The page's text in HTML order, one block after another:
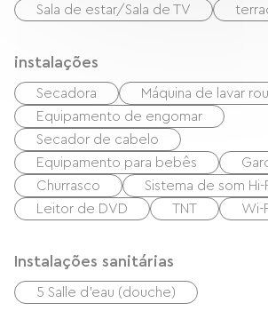
Plus de photos, une vidéo, une
et une description complète avec
sont disponibles sur notre site
paret.com - POSSIBILITE DE
GRATUITEMENT PENDANT 24h
Sala de estar/Sala de TV
instalações
Secadora
Máquina de lavar
Equipamento de engomar
Secador de cabelo
Equipamento para bebês
Churrasco
Sistema de som Hi-
Leitor de DVD
TNT Wi-
Instalações sanitárias
5 Salle d'eau (douche)